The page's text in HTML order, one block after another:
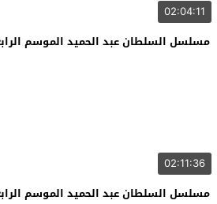
02:04:11
مسلسل السلطان عبد الحميد الموسم الرابع
02:11:36
مسلسل السلطان عبد الحميد الموسم الرابع